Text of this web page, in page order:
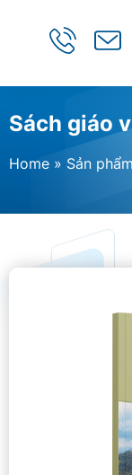
Sách giáo
Home » Sản phẩm